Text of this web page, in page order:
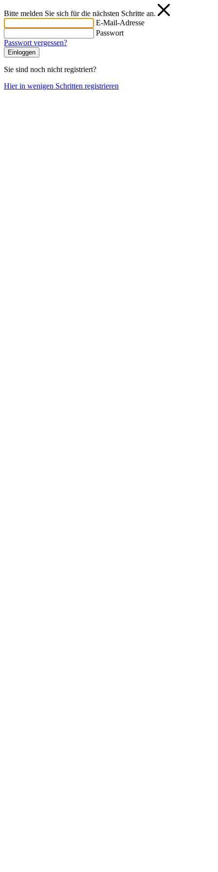
Bitte melden Sie sich für die nächsten Schritte an.
E-Mail-Adresse
Passwort
Passwort vergessen?
Einloggen
Sie sind noch nicht registriert?
Hier in wenigen Schritten registrieren